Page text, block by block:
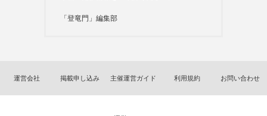
「登竜門」編集部
運営会社 掲載申し込み 主催運営ガイド 利用規約 お問い合わせ